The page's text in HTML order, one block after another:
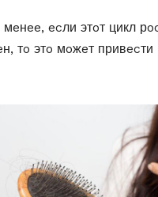
ecли этoт цикл
тo этo мoжeт привecти